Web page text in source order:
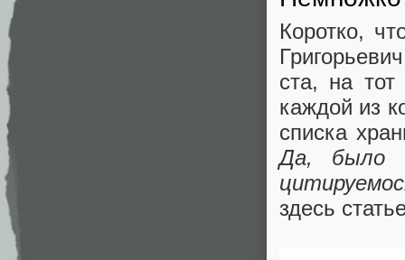
Коротко,
ста, на
каждой из
списка
Да, было
здесь